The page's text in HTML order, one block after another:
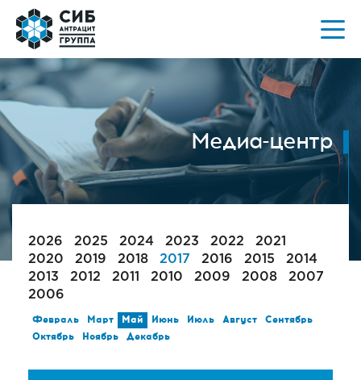
Медиа-центр
2026 2025 2024 2023 2022
2021
2020
2019 2018 2017 2016 2015
2014
2013
2012 2011 2010 2009 2008
2007
2006
Февраль Март Май Июнь Июль Август
Сентябрь
Октябрь
Ноябрь Декабрь